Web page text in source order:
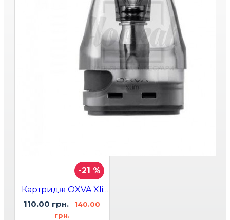
-21 %
Картридж OXVA Xlim V3 Cartridge Top Fill 0.8 Ohm
110.00 грн.
140.00
грн.